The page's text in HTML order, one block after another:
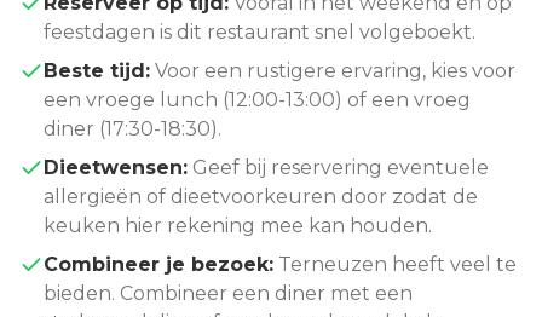
feestdagen is dit restaurant snel volgeboekt.
Beste tijd: Voor een rustigere ervaring, kies voor
een vroege lunch (12:00-13:00) of een vroeg
diner (17:30-18:30).
Dieetwensen: Geef bij reservering eventuele
allergieën of dieetvoorkeuren door zodat de
keuken hier rekening mee kan houden.
Combineer je bezoek: Terneuzen heeft veel te
bieden. Combineer een diner met een